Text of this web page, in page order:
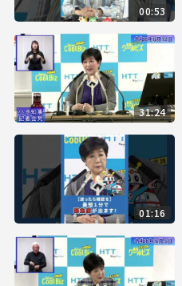
00:53
31:24
01:16